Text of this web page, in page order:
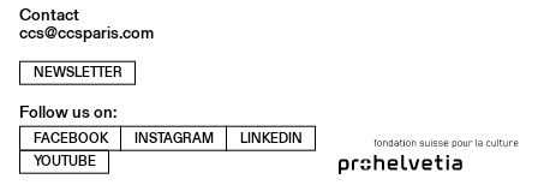
Contact
ccs@ccsparis.com
NEWSLETTER
Follow us on:
FACEBOOK INSTAGRAM
LINKEDIN
YOUTUBE